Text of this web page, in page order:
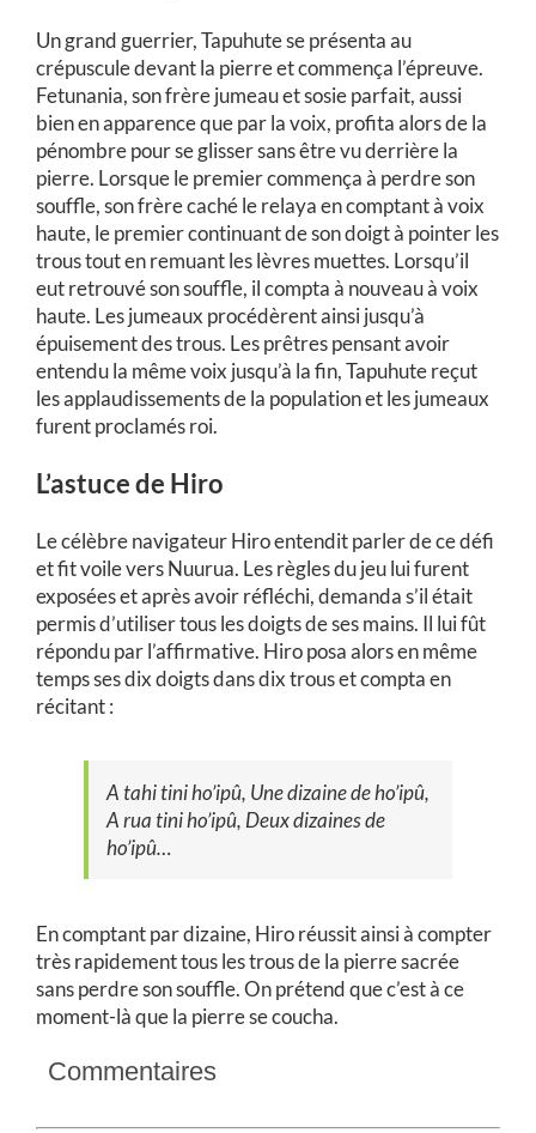
Un grand guerrier, Tapuhute se présenta au
crépuscule devant la pierre et commença l’épreuve.
Fetunania, son frère jumeau et sosie parfait, aussi
bien en apparence que par la voix, profita alors de la
pénombre pour se glisser sans être vu derrière la
pierre. Lorsque le premier commença à perdre son
souffle, son frère caché le relaya en comptant à voix
haute, le premier continuant de son doigt à pointer les
trous tout en remuant les lèvres muettes. Lorsqu’il
eut retrouvé son souffle, il compta à nouveau à voix
haute. Les jumeaux procédèrent ainsi jusqu’à
épuisement des trous. Les prêtres pensant avoir
entendu la même voix jusqu’à la fin, Tapuhute reçut
les applaudissements de la population et les jumeaux
furent proclamés roi.
L’astuce de Hiro
Le célèbre navigateur Hiro entendit parler de ce défi
et fit voile vers Nuurua. Les règles du jeu lui furent
exposées et après avoir réfléchi, demanda s’il était
permis d’utiliser tous les doigts de ses mains. Il lui fût
répondu par l’affirmative. Hiro posa alors en même
temps ses dix doigts dans dix trous et compta en
récitant :
A tahi tini ho’ipû, Une dizaine de ho’ipû,
A rua tini ho’ipû, Deux dizaines de
ho’ipû…
En comptant par dizaine, Hiro réussit ainsi à compter
très rapidement tous les trous de la pierre sacrée
sans perdre son souffle. On prétend que c’est à ce
moment-là que la pierre se coucha.
Commentaires